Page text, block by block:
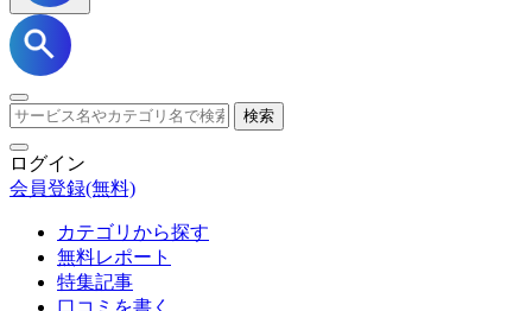
検索
ログイン
会員登録(無料)
カテゴリから探す
無料レポート
特集記事
口コミを書く